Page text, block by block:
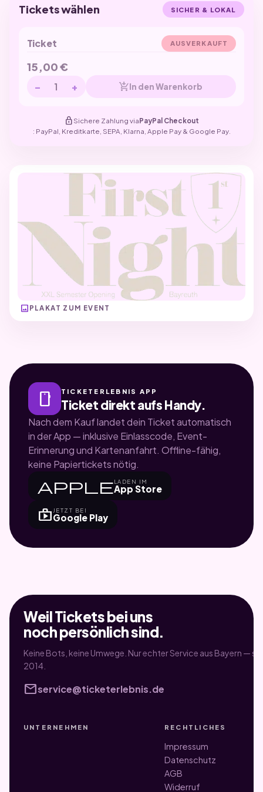
image PLAKAT ZUM EVENT
smartphone TICKETERLEBNIS APP
Ticket direkt aufs Handy.
Nach dem Kauf landet dein Ticket automatisch
in der App — inklusive Einlasscode, Event-
Erinnerung und Kartenanfahrt. Offline-fähig,
keine Papiertickets nötig.
appleLADEN IM
App Store
shop JETZT BEI
Google Play
Tickets wählen SICHER & LOKAL
Ticket AUSVERKAUFT
15,00€
− + add_shopping_cartIn den Warenkorb
lock Sichere Zahlung viaPayPal Checkout
: PayPal, Kreditkarte, SEPA, Klarna, Apple Pay & Google Pay.
Weil Tickets bei uns
noch persönlich sind.
Keine Bots, keine Umwege. Nur echter Service aus Bayern —
2014.
mailservice@ticketerlebnis.de
UNTERNEHMEN RECHTLICHES
Impressum
Datenschutz
AGB
Widerruf